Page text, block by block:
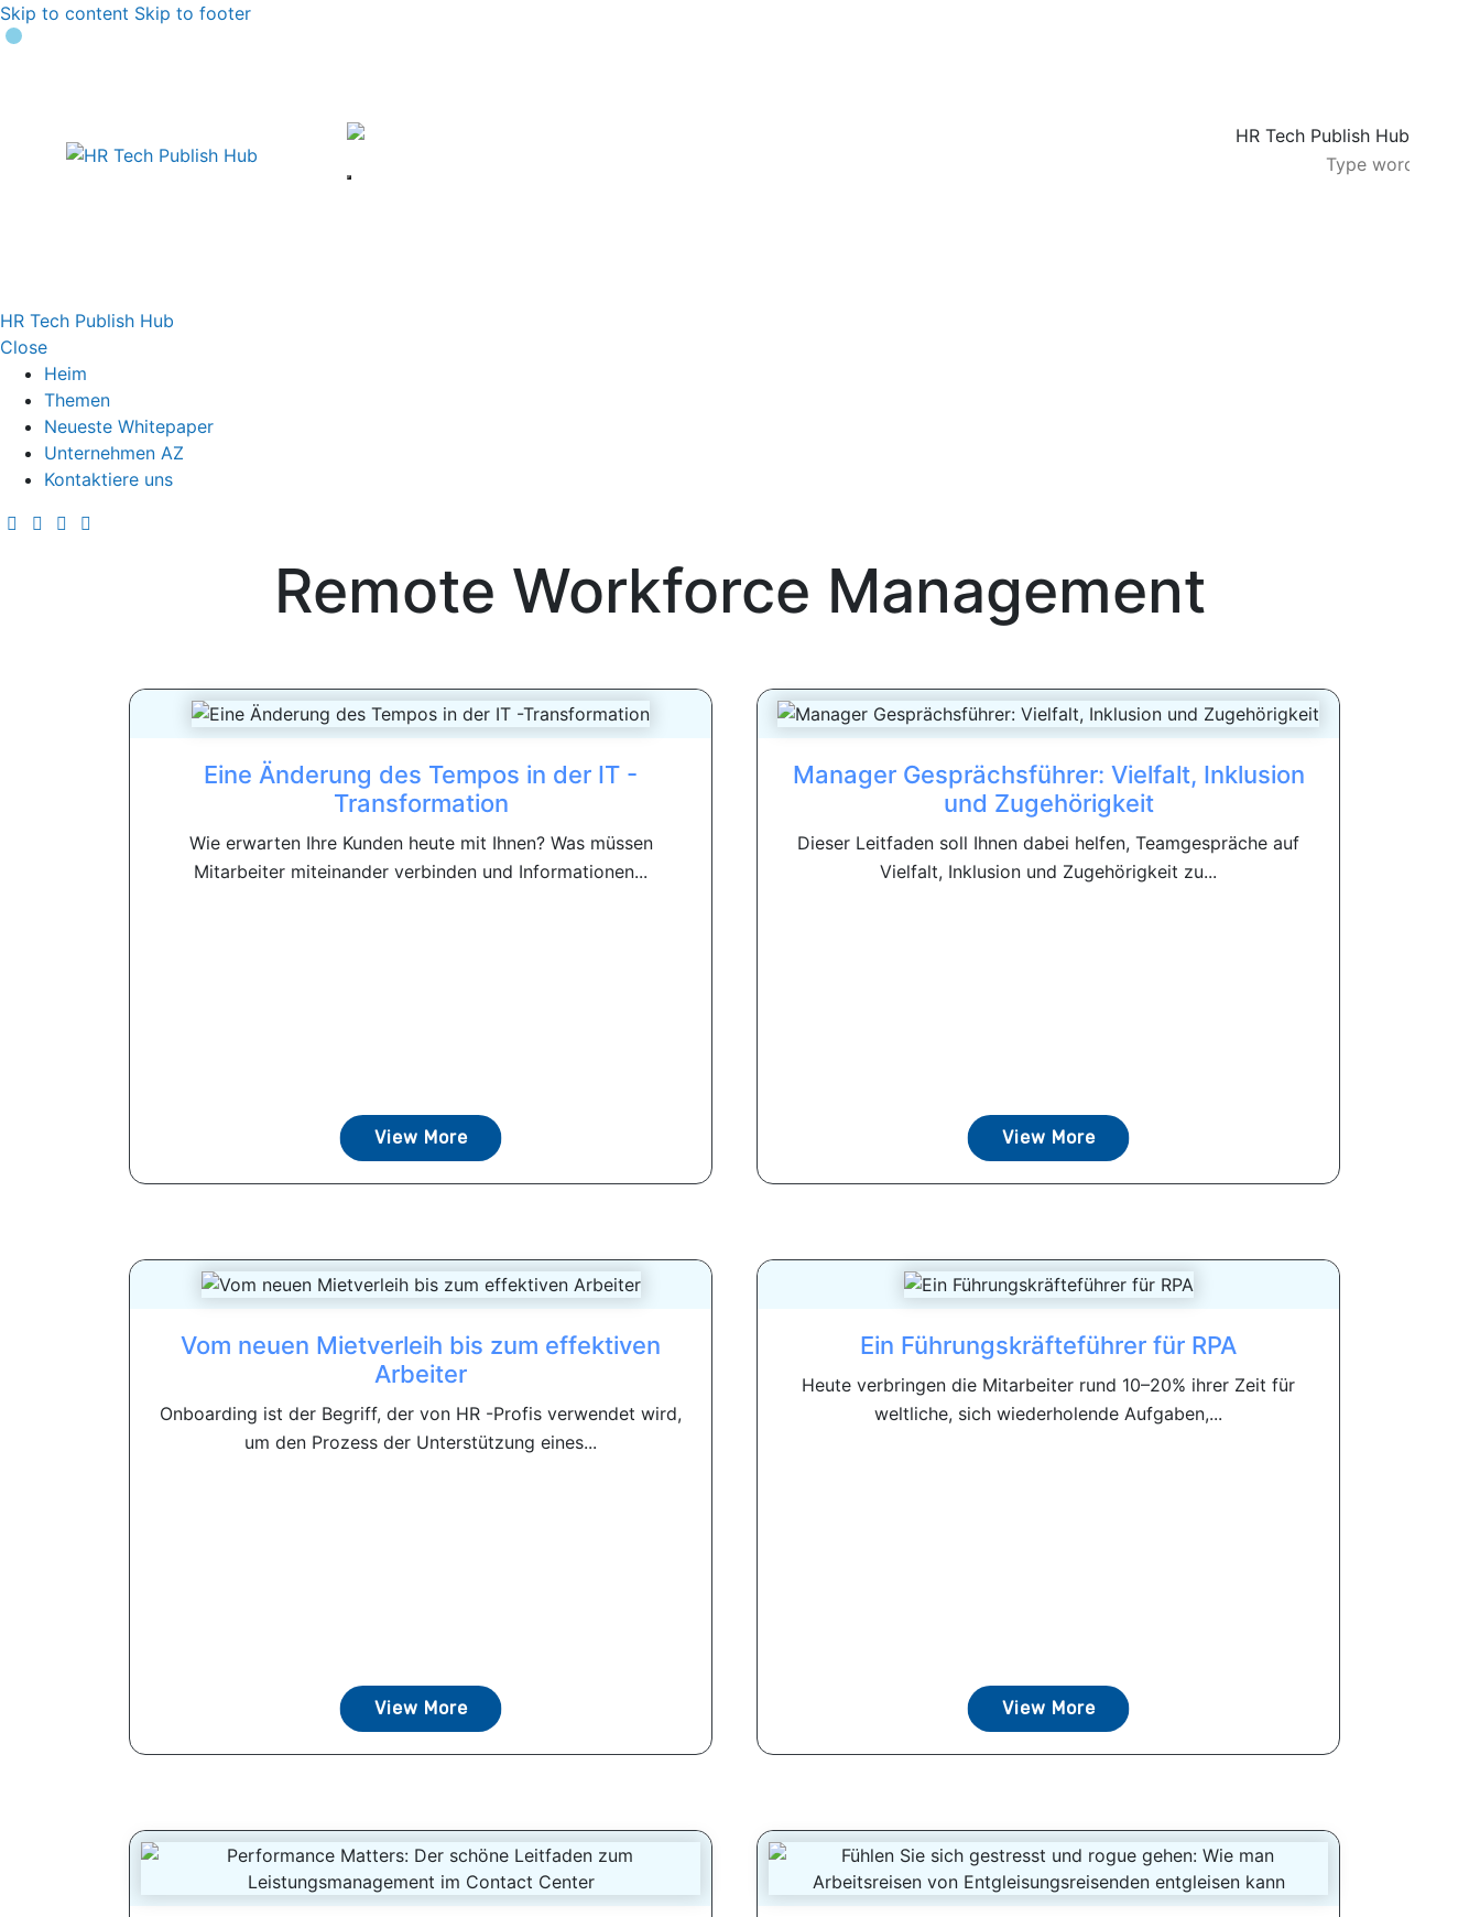
Skip to content Skip to footer
HR Tech Publish Hub
Close
Heim
Themen
Neueste Whitepaper
Unternehmen AZ
Kontaktiere uns
Remote Workforce Management
Eine Änderung des Tempos in der IT -
Transformation
Wie erwarten Ihre Kunden heute mit Ihnen? Was müssen
Mitarbeiter miteinander verbinden und Informationen...
View More
Manager Gesprächsführer: Vielfalt, Inklusion
und Zugehörigkeit
Dieser Leitfaden soll Ihnen dabei helfen, Teamgespräche auf
Vielfalt, Inklusion und Zugehörigkeit zu...
View More
Vom neuen Mietverleih bis zum effektiven
Arbeiter
Onboarding ist der Begriff, der von HR -Profis verwendet wird,
um den Prozess der Unterstützung eines...
View More
Ein Führungskräfteführer für RPA
Heute verbringen die Mitarbeiter rund 10–20% ihrer Zeit für
weltliche, sich wiederholende Aufgaben,...
View More